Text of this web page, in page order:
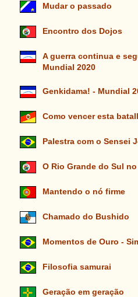
Mudar o passado
Encontro dos Dojos
A guerra continua e
Mundial 2020
Genkidama! - Mundial
Como vencer esta
Palestra com o Sensei
O Rio Grande do Sul
Mantendo o nó firme
Chamado do Bushido
Momentos de Ouro -
Filosofia samurai
Geração em geração